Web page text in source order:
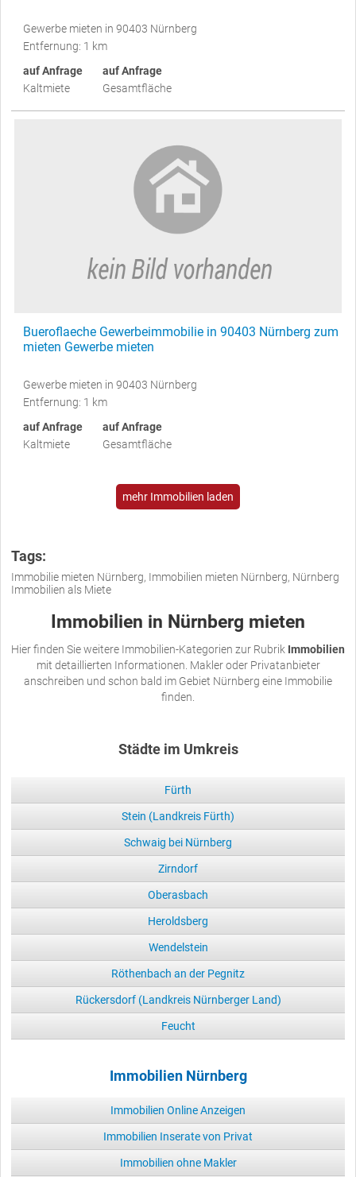
Gewerbe mieten in 90403 Nürnberg
Entfernung: 1 km
auf Anfrage
Kaltmiete
auf Anfrage
Gesamtfläche
Bueroflaeche Gewerbeimmobilie in 90403 Nürnberg zum
mieten Gewerbe mieten
Gewerbe mieten in 90403 Nürnberg
Entfernung: 1 km
auf Anfrage
Kaltmiete
auf Anfrage
Gesamtfläche
mehr Immobilien laden
Tags:
Immobilie mieten Nürnberg, Immobilien mieten Nürnberg, Nürnberg
Immobilien als Miete
Immobilien in Nürnberg mieten
Hier finden Sie weitere Immobilien-Kategorien zur Rubrik Immobilien
mit detaillierten Informationen. Makler oder Privatanbieter
anschreiben und schon bald im Gebiet Nürnberg eine Immobilie
finden.
Städte im Umkreis
Fürth
Stein (Landkreis Fürth)
Schwaig bei Nürnberg
Zirndorf
Oberasbach
Heroldsberg
Wendelstein
Röthenbach an der Pegnitz
Rückersdorf (Landkreis Nürnberger Land)
Feucht
Immobilien Nürnberg
Immobilien Online Anzeigen
Immobilien Inserate von Privat
Immobilien ohne Makler